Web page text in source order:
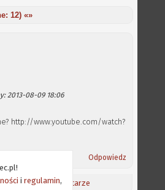
i regulamin,
12) «»
2013-08-09 18:06
http://www.youtube.com/watch?
Odpowiedz
/Ostatnie komentarze